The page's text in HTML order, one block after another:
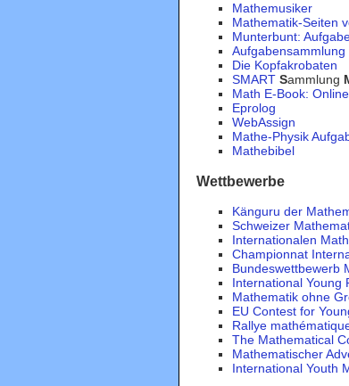
Mathemusiker
Mathematik-Seiten
Munterbunt:
Die Kopfakrobaten
SMART Sammlung
Math E-Book:
Eprolog
WebAssign
Mathe-Physik
Mathebibel
Wettbewerbe
Känguru der
Schweizer
Internationalen
Championnat
Bundeswettbewerb
International Young
Mathematik ohne
EU Contest for
Rallye
The Mathematical
Mathematischer
International Youth